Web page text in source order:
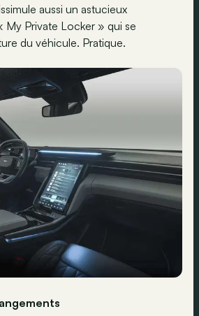
aussi un astucieux
My Private Locker » qui se
du véhicule. Pratique.